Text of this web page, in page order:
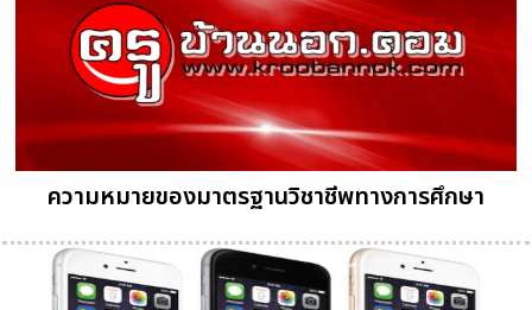
ความหมายของมาตรฐานวิชาชีพทางการศึกษา